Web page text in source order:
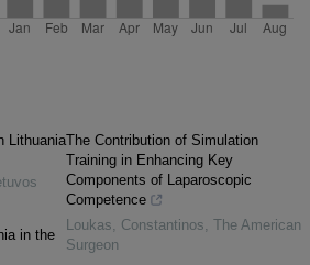
Lithuania
in the
The Contribution of Simulation
Training in Enhancing Key
Components of Laparoscopic
Competence
Loukas, Constantinos, The American
Surgeon